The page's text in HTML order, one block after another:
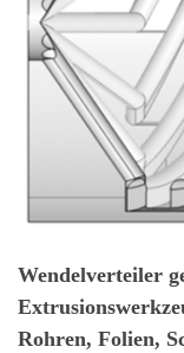
Wendelverteiler
Rohren, Folien,